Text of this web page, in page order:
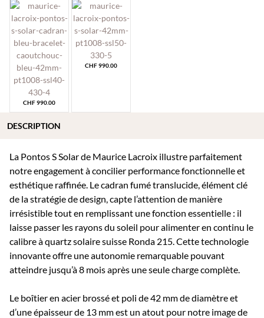
CHF990.00
CHF990.00
La Pontos S Solar de Maurice Lacroix illustre parfaitement
notre engagement à concilier performance fonctionnelle et
esthétique raffinée. Le cadran fumé translucide, élément clé
de la stratégie de design, capte l’attention de manière
irrésistible tout en remplissant une fonction essentielle : il
laisse passer les rayons du soleil pour alimenter en continu le
calibre à quartz solaire suisse Ronda 215. Cette technologie
innovante offre une autonomie remarquable pouvant
atteindre jusqu’à 8 mois après une seule charge complète.
Le boîtier en acier brossé et poli de 42 mm de diamètre et
d’une épaisseur de 13 mm est un atout pour notre image de
DESCRIPTION